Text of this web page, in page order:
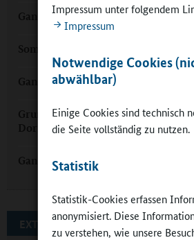
Impressum unter folgendem
Impressum
Notwendige Cookies
abwählbar)
Einige Cookies sind technisch
die Seite vollständig zu nutzen.
Statistik
Statistik-Cookies erfassen
anonymisiert. Diese
zu verstehen, wie unsere
Ganztag in Corona-Zeiten: „Schule
Sommer im Ganztag: „Wie viel ist
Ganztag mit Musik und Schulhund
Grundschule Alftal: Ganztag in
Dorfschule“
Ganztagsschule mit WAM im
EXTERNE LINKS